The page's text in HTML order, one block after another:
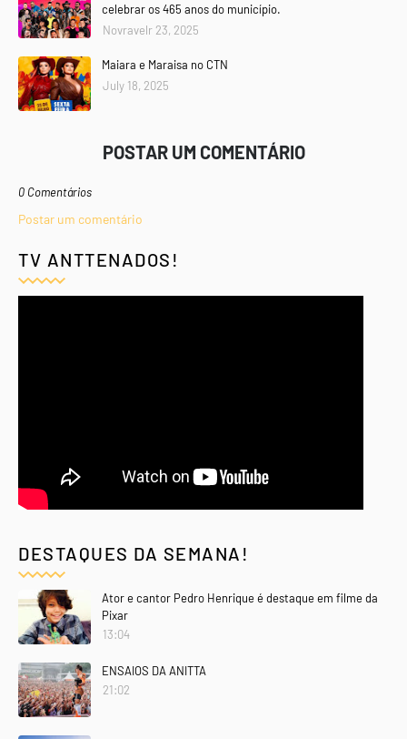
celebrar os 465 anos do município.
Novravelr 23, 2025
Maiara e Maraisa no CTN
July 18, 2025
POSTAR UM COMENTÁRIO
0 Comentários
Postar um comentário
TV ANTTENADOS!
DESTAQUES DA SEMANA!
Ator e cantor Pedro Henrique é destaque em filme da
Pixar
13:04
ENSAIOS DA ANITTA
21:02